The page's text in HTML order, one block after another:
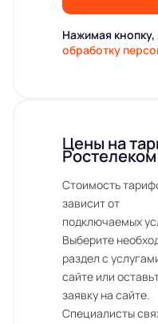
Нажимая
обработку
Цены на
Ростелеком
Стоимость
зависит от
подключаемых
Выберите
раздел с
сайте или
заявку на сайте.
Специалисты